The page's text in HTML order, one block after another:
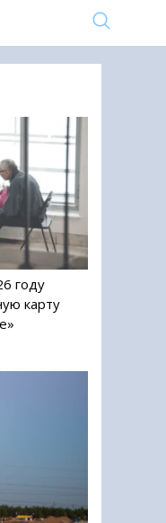
году
карту